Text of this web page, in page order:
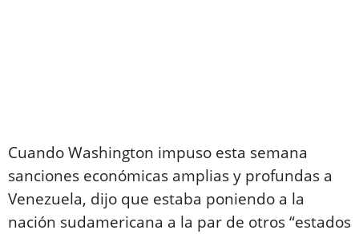
Cuando Washington impuso esta semana
sanciones económicas amplias y profundas a
Venezuela, dijo que estaba poniendo a la
nación sudamericana a la par de otros “estados